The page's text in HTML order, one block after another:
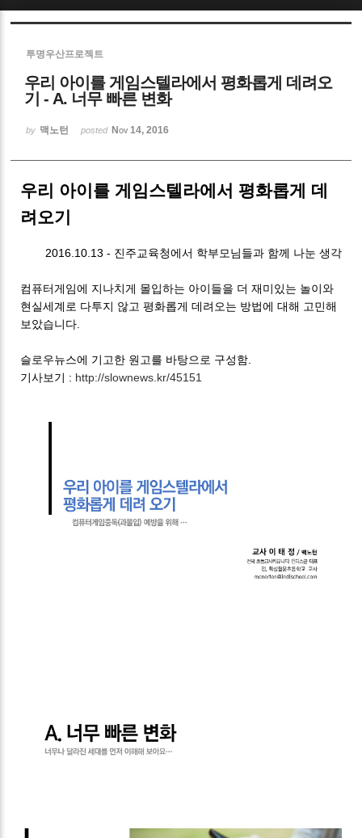
투명우산프로젝트
우리 아이를 게임스텔라에서 평화롭게 데려오
기 - A. 너무 빠른 변화
by 맥노턴 posted Nov 14, 2016
우리 아이를 게임스텔라에서 평화롭게 데
려오기
2016.10.13 - 진주교육청에서 학부모님들과 함께 나눈 생각
컴퓨터게임에 지나치게 몰입하는 아이들을 더 재미있는 놀이와
현실세계로 다투지 않고 평화롭게 데려오는 방법에 대해 고민해
보았습니다.
슬로우뉴스에 기고한 원고를 바탕으로 구성함.
기사보기 : http://slownews.kr/45151
Sketchbook5, 스케치북5
Sketchbook5, 스케치북5